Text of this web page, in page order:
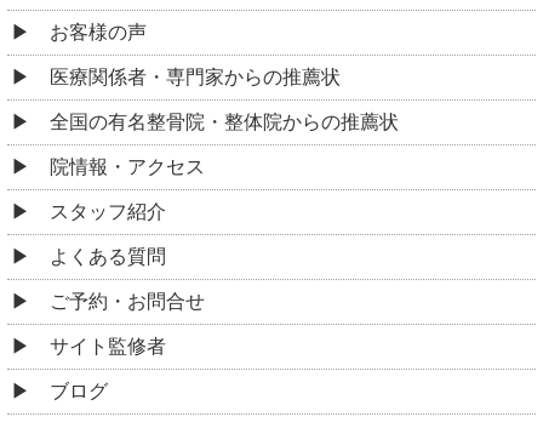
お客様の声
医療関係者・専門家からの推薦状
全国の有名整骨院・整体院からの推薦状
院情報・アクセス
スタッフ紹介
よくある質問
ご予約・お問合せ
サイト監修者
ブログ